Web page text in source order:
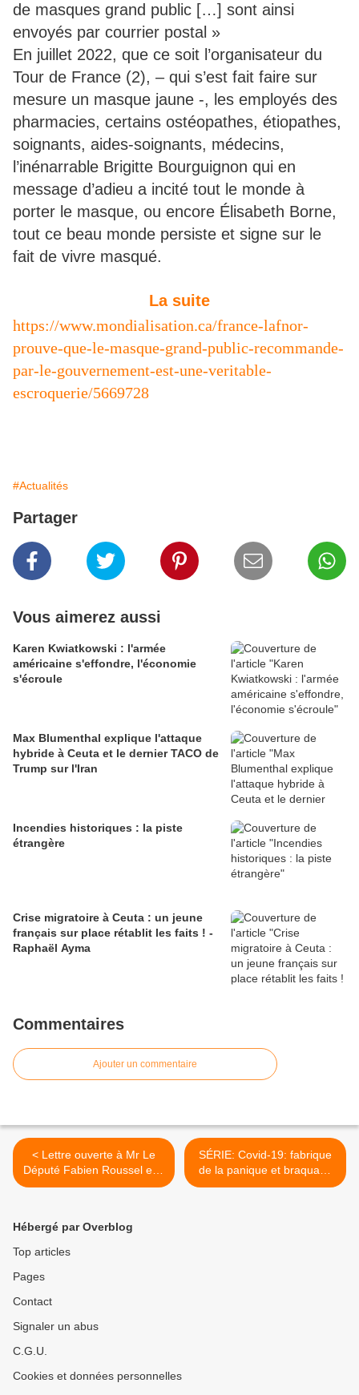
de masques grand public […] sont ainsi
envoyés par courrier postal »
En juillet 2022, que ce soit l’organisateur du
Tour de France (2), – qui s’est fait faire sur
mesure un masque jaune -, les employés des
pharmacies, certains ostéopathes, étiopathes,
soignants, aides-soignants, médecins,
l’inénarrable Brigitte Bourguignon qui en
message d’adieu a incité tout le monde à
porter le masque, ou encore Élisabeth Borne,
tout ce beau monde persiste et signe sur le
fait de vivre masqué.
La suite
https://www.mondialisation.ca/france-lafnor-
prouve-que-le-masque-grand-public-recommande-
par-le-gouvernement-est-une-veritable-
escroquerie/5669728
#Actualités
Partager
Vous aimerez aussi
Karen Kwiatkowski : l'armée
américaine s'effondre, l'économie
s'écroule
Max Blumenthal explique l'attaque
hybride à Ceuta et le dernier TACO de
Trump sur l'Iran
Incendies historiques : la piste
étrangère
Crise migratoire à Ceuta : un jeune
français sur place rétablit les faits ! -
Raphaël Ayma
Commentaires
Ajouter un commentaire
< Lettre ouverte à Mr Le
Député Fabien Roussel et à
ses collègues : le
l’interdire
SÉRIE: Covid-19: fabrique
de la panique et braquage
des comptes publics,
Hébergé par Overblog
Top articles
Pages
Contact
Signaler un abus
C.G.U.
Cookies et données personnelles